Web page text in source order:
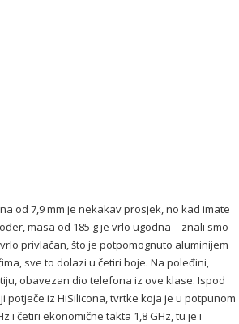
od 7,9 mm je nekakav prosjek, no kad imate
masa od 185 g je vrlo ugodna – znali smo
privlačan, što je potpomognuto aluminijem
sve to dolazi u četiri boje. Na poleđini,
obavezan dio telefona iz ove klase. Ispod
potječe iz HiSilicona, tvrtke koja je u potpunom
i četiri ekonomične takta 1,8 GHz, tu je i